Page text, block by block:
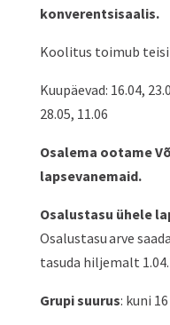
konverentsisaalis.
Koolitus toimub
Kuupäevad: 16.04,
28.05, 11.06
Osalema ootame
lapsevanemaid.
Osalustasu ühele
Osalustasu arve
tasuda hiljemalt
Grupi suurus: kuni